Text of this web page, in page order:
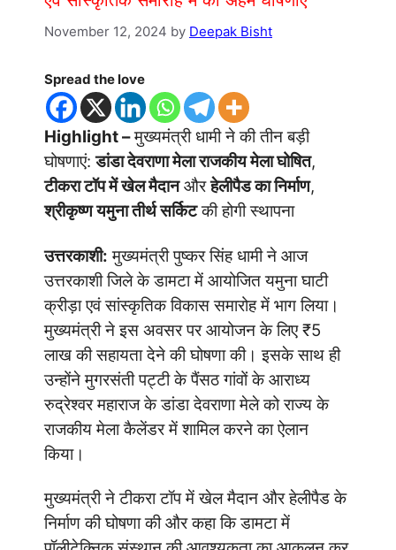
November 12, 2024 by Deepak Bisht
Spread the love
Highlight –मुख्यमंत्री धामी ने की तीन बड़ी
घोषणाएं:डांडा देवराणा मेला राजकीय मेला घोषित,
टीकरा टॉप में खेल मैदानऔरहेलीपैड का निर्माण,
श्रीकृष्ण यमुना तीर्थ सर्किटकी होगी स्थापना
उत्तरकाशी: मुख्यमंत्री पुष्कर सिंह धामी ने आज
उत्तरकाशी जिले के डामटा में आयोजित यमुना घाटी
क्रीड़ा एवं सांस्कृतिक विकास समारोह में भाग लिया।
मुख्यमंत्री ने इस अवसर पर आयोजन के लिए ₹5
लाख की सहायता देने की घोषणा की। इसके साथ ही
उन्होंने मुगरसंती पट्टी के पैंसठ गांवों के आराध्य
रुद्रेश्वर महाराज के डांडा देवराणा मेले को राज्य के
राजकीय मेला कैलेंडर में शामिल करने का ऐलान
किया।
मुख्यमंत्री ने टीकरा टॉप में खेल मैदान और हेलीपैड के
निर्माण की घोषणा की और कहा कि डामटा में